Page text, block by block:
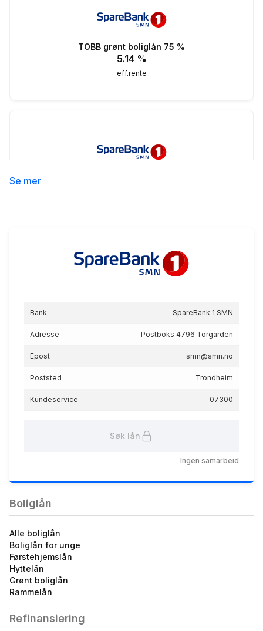
TOBB grønt boliglån 75 %
5.14%
eff.rente
TOBB boliglån for unge
eff.rente
TOBB førstehjemslån
Se mer
Bank SpareBank 1 SMN
Adresse Postboks 4796 Torgarden
Epost smn@smn.no
Poststed Trondheim
Kundeservice 07300
Søk lån
Ingen samarbeid
Boliglån
Alle boliglån
Boliglån for unge
Førstehjemslån
Hyttelån
Grønt boliglån
Rammelån
Refinansiering